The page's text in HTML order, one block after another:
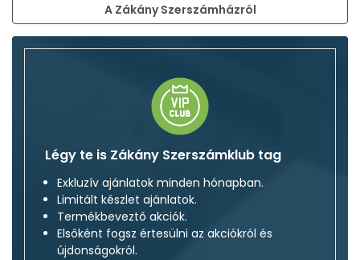
A Zákány Szerszámházról
Légy te is Zákány Szerszámklub tag
Exkluzív ajánlatok minden hónapban.
Limitált készlet ajánlatok.
Termékbeveztő akciók.
Elsőként fogsz értesülni az akciókról és
újdonságokról.